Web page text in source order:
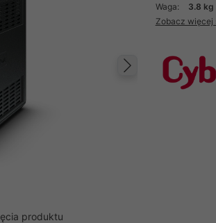
produktu
Waga:
3.8 kg
Zobacz więcej